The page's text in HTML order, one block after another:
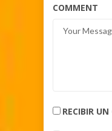
COMMENT
RECIBIR